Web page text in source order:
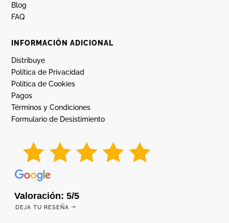
Blog
FAQ
INFORMACIÓN ADICIONAL
Distribuye
Política de Privacidad
Política de Cookies
Pagos
Términos y Condiciones
Formulario de Desistimiento
Valoración: 5/5
DEJA TU RESEÑA